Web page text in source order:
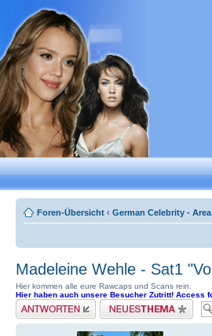
Foren-Übersicht ‹ German Celebrity - Area
Madeleine Wehle - Sat1
Hier kommen alle eure Rawcaps und Scans rein.
Hier haben auch unsere Besucher Zutritt! Access
Antwort erstellen Neues Thema erstellen